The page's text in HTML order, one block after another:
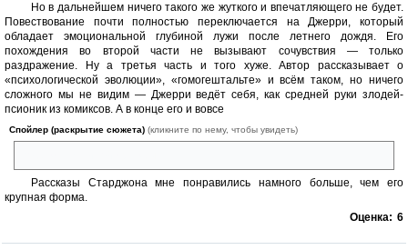
Но в дальнейшем ничего такого же жуткого и впечатляющего не будет.
Повествование почти полностью переключается на Джерри, который
обладает эмоциональной глубиной лужи после летнего дождя. Его
похождения во второй части не вызывают сочувствия — только
раздражение. Ну а третья часть и того хуже. Автор рассказывает о
«психологической эволюции», «гомогештальте» и всём таком, но ничего
сложного мы не видим — Джерри ведёт себя, как средней руки злодей-
псионик из комиксов. А в конце его и вовсе
Спойлер (раскрытие сюжета) (кликните по нему, чтобы увидеть)
Рассказы Старджона мне понравились намного больше, чем его
крупная форма.
Оценка: 6